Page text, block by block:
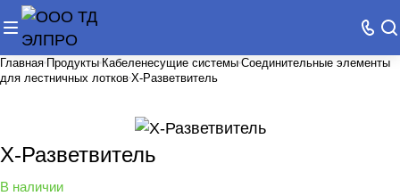
Главная Продукты Кабеленесущие системы Соединительные элементы
для лестничных лотков X-Разветвитель
X-Разветвитель
В наличии